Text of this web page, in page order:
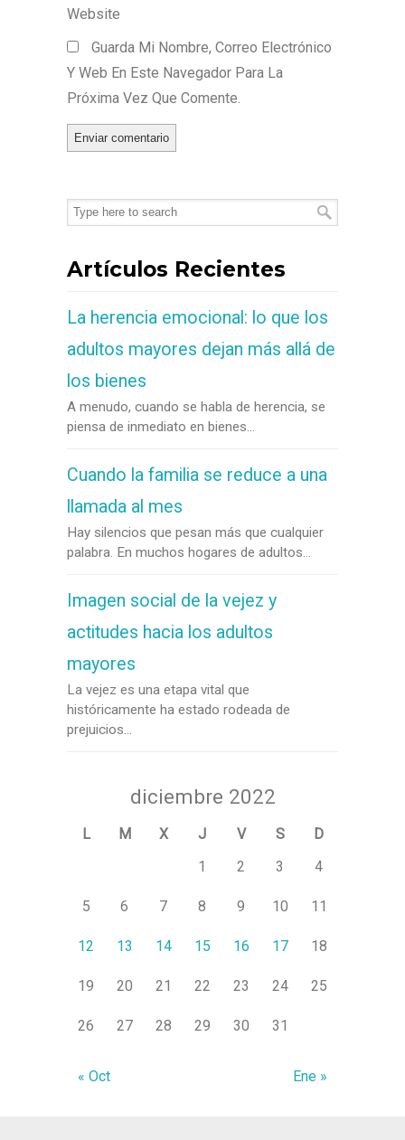
Website
Guarda Mi Nombre, Correo Electrónico
Y Web En Este Navegador Para La
Próxima Vez Que Comente.
Artículos Recientes
La herencia emocional: lo que los
adultos mayores dejan más allá de
los bienes
A menudo, cuando se habla de herencia, se
piensa de inmediato en bienes...
Cuando la familia se reduce a una
llamada al mes
Hay silencios que pesan más que cualquier
palabra. En muchos hogares de adultos...
Imagen social de la vejez y
actitudes hacia los adultos
mayores
La vejez es una etapa vital que
históricamente ha estado rodeada de
prejuicios...
diciembre 2022
L M X J V S
D
1
2 3 4
5 6 7 8 9 10 11
12 13 14 15 16 17 18
19 20 21 22 23 24 25
26 27 28 29 30 31
« Oct Ene »